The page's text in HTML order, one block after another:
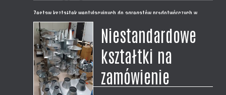
Zestaw kształtek wentylacyjnych do agregatów prądotwórczych w
zasilaniu awaryjnym. Zrealizowaliśmy dostawę kompletnego zestawu
kształtek wentylacyjnych dla naszego klienta. Zestaw na wymiar do
montażu zasilania awaryjnego z agregatem prądotwórczym w budynku
Urzędu Gminy.
Niestandardowe
kształtki na
zamówienie